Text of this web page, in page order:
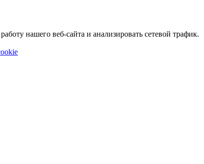
нашего веб-сайта и анализировать сетевой трафик.